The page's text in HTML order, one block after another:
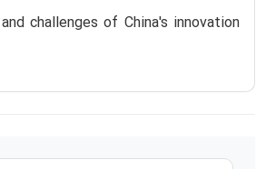
challenges of China's innovation